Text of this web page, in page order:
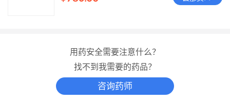
用药安全需要注意什么？
找不到我需要的药品？
咨询药师